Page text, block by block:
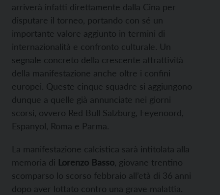
arriverà infatti direttamente dalla Cina per
disputare il torneo, portando con sé un
importante valore aggiunto in termini di
internazionalità e confronto culturale. Un
segnale concreto della crescente attrattività
della manifestazione anche oltre i confini
europei. Queste cinque squadre si aggiungono
dunque a quelle già annunciate nei giorni
scorsi, ovvero Red Bull Salzburg, Feyenoord,
Espanyol, Roma e Parma.
La manifestazione calcistica sarà intitolata alla
memoria di Lorenzo Basso , giovane trentino
scomparso lo scorso febbraio all’età di 36 anni
dopo aver lottato contro una grave malattia.